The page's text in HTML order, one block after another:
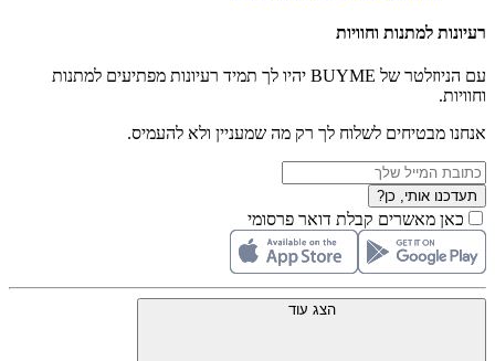
רעיונות למתנות וחוויות
עם הניוזלטר של BUYME יהיו לך תמיד רעיונות מפתיעים למתנות
וחוויות.
אנחנו מבטיחים לשלוח לך רק מה שמעניין ולא להעמיס.
תעדכנו אותי, כן?
כאן מאשרים קבלת דואר פרסומי
הצג עוד